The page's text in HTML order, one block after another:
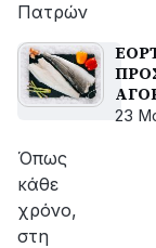
Πατρών
23
Όπως
κάθε
χρόνο,
στη